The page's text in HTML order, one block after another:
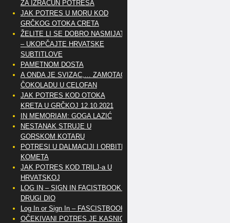
ZA IZRAČUN POTRESA
JAK POTRES U MORU KOD
GRČKOG OTOKA CRETA
ŽELITE LI SE DOBRO NASMIJATI
– UKOPČAJTE HRVATSKE
SUBTITLOVE
PAMETNOM DOSTA
A ONDA JE SVIZAC,… ZAMOTAO
ČOKOLADU U CELOFAN
JAK POTRES KOD OTOKA
KRETA U GRČKOJ 12.10.2021
IN MEMORIAM: GOGA LAZIĆ
NESTANAK STRUJE U
GORSKOM KOTARU
POTRESI U DALMACIJI I ORBITE
KOMETA
JAK POTRES KOD TRILJ-a U
HRVATSKOJ
LOG IN – SIGN IN FACISTBOOK –
DRUGI DIO
Log In or Sign In – FASCISTBOOK
OČEKIVANI POTRES JE KASNIO